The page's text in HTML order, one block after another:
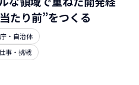
たり前”をつくる
・自治体
事・挑戦